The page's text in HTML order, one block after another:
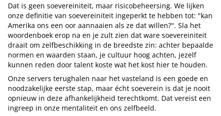
Dat is geen soevereiniteit, maar risicobeheersing. We lijken
onze definitie van soevereiniteit ingeperkt te hebben tot: "kan
Amerika ons een oor aannaaien als ze dat willen?". Sla het
woordenboek erop na en je zult zien dat ware soevereiniteit
draait om zelfbeschikking in de breedste zin: achter bepaalde
normen en waarden staan, je cultuur hoog achten, jezelf
kunnen reden door talent koste wat het kost hier te houden.
Onze servers terughalen naar het vasteland is een goede en
noodzakelijke eerste stap, maar écht soeverein is dat je nooit
opnieuw in deze afhankelijkheid terechtkomt. Dat vereist een
ingreep in onze mentaliteit en ons zelfbeeld.